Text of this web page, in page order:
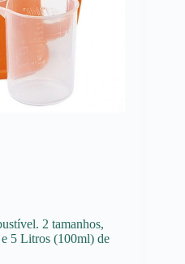
2 tamanhos,
5 Litros (100ml) de